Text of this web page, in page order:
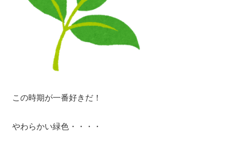
この時期が一番好きだ！
やわらかい緑色・・・・